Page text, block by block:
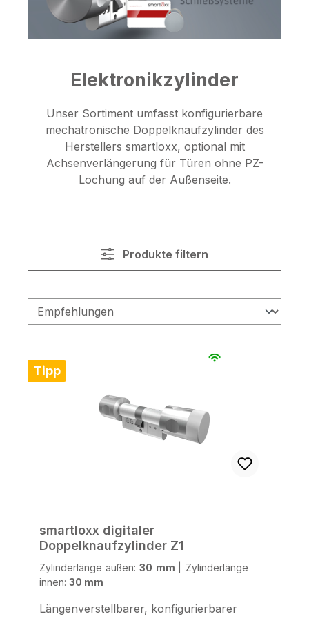
Elektronikzylinder
Unser Sortiment umfasst konfigurierbare
mechatronische Doppelknaufzylinder des
Herstellers smartloxx, optional mit
Achsenverlängerung für Türen ohne PZ-
Lochung auf der Außenseite.
Produkte filtern
Tipp
smartloxx digitaler
Doppelknaufzylinder Z1
Zylinderlänge außen: 30 mm
innen: 30 mm
Längenverstellbarer, konfigurierbarer